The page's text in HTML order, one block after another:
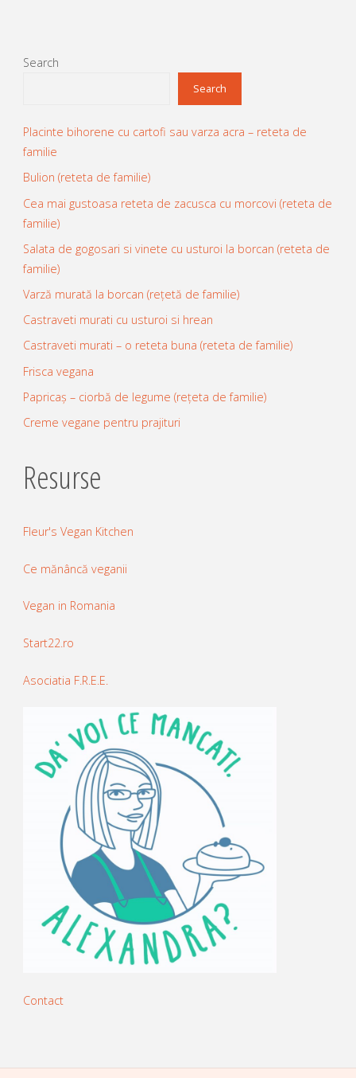
Search
Search
Placinte bihorene cu cartofi sau varza acra – reteta de
familie
Bulion (reteta de familie)
Cea mai gustoasa reteta de zacusca cu morcovi (reteta de
familie)
Salata de gogosari si vinete cu usturoi la borcan (reteta de
familie)
Varză murată la borcan (rețetă de familie)
Castraveti murati cu usturoi si hrean
Castraveti murati – o reteta buna (reteta de familie)
Frisca vegana
Papricaș – ciorbă de legume (rețeta de familie)
Creme vegane pentru prajituri
Resurse
Fleur's Vegan Kitchen
Ce mănâncă veganii
Vegan in Romania
Start22.ro
Asociatia F.R.E.E.
Contact